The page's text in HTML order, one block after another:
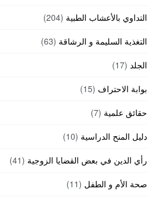
التداوي بالأعشاب الطبية (204)
التغذية السليمة و الرشاقة (63)
الجلد (17)
بوابة الاحتراف (15)
حقائق علمية (7)
دليل المنح الدراسية (10)
رأي الدين في بعض القضايا الزوجية (41)
صحة الأم و الطفل (11)